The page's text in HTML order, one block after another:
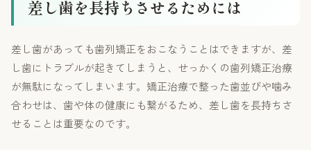
差し歯を長持ちさせるためには
差し歯があっても歯列矯正をおこなうことはできますが、差
し歯にトラブルが起きてしまうと、せっかくの歯列矯正治療
が無駄になってしまいます。矯正治療で整った歯並びや噛み
合わせは、歯や体の健康にも繋がるため、差し歯を長持ちさ
せることは重要なのです。